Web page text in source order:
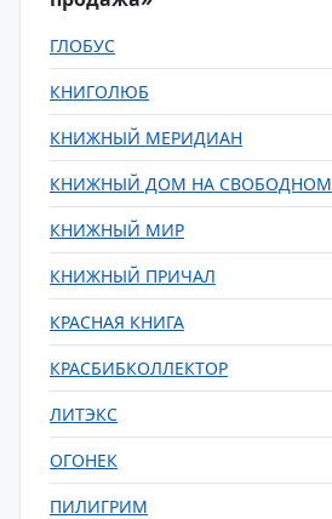
ГЛОБУС
КНИГОЛЮБ
КНИЖНЫЙ МЕРИДИАН
КНИЖНЫЙ ДОМ НА СВОБОДНОМ
КНИЖНЫЙ МИР
КНИЖНЫЙ ПРИЧАЛ
КРАСНАЯ КНИГА
КРАСБИБКОЛЛЕКТОР
ЛИТЭКС
ОГОНЕК
ПИЛИГРИМ